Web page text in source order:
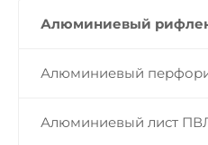
Алюминиевый
Алюминиевый
Алюминиевый лист